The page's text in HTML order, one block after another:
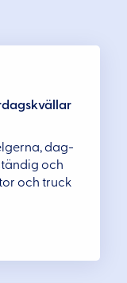
dag-
och
och truck